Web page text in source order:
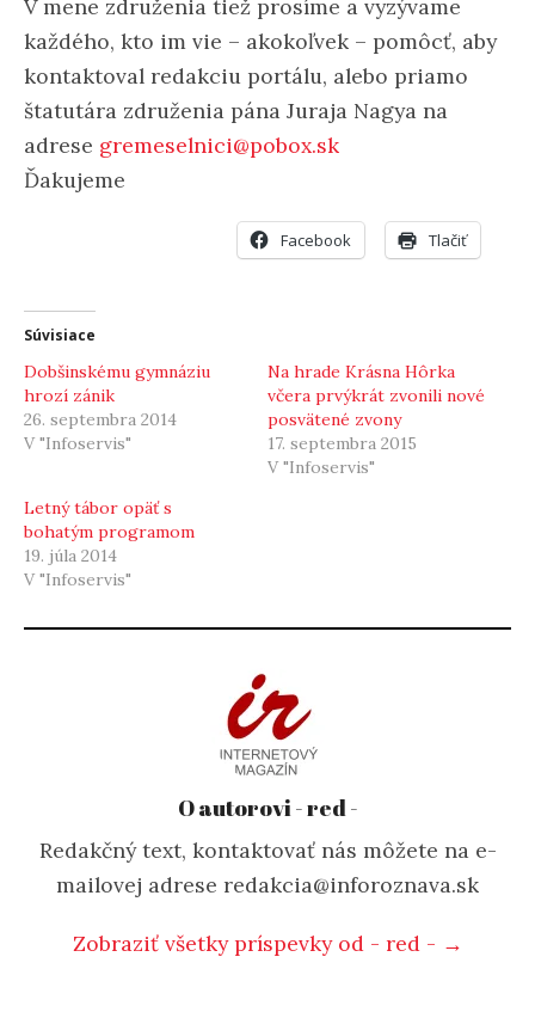
V mene združenia tiež prosíme a vyzývame
každého, kto im vie – akokoľvek – pomôcť, aby
kontaktoval redakciu portálu, alebo priamo
štatutára združenia pána Juraja Nagya na
adrese gremeselnici@pobox.sk
Ďakujeme
Facebook Tlačiť
Súvisiace
Dobšinskému gymnáziu
hrozí zánik
26. septembra 2014
V "Infoservis"
Na hrade Krásna Hôrka
včera prvýkrát zvonili nové
posvätené zvony
17. septembra 2015
V "Infoservis"
Letný tábor opäť s
bohatým programom
19. júla 2014
V "Infoservis"
O autorovi - red -
Redakčný text, kontaktovať nás môžete na e-
mailovej adrese redakcia@inforoznava.sk
Zobraziť všetky príspevky od - red - →